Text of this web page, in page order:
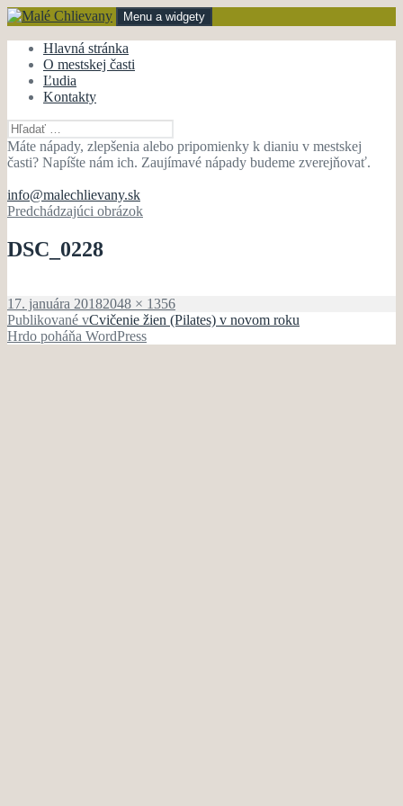
Preskočiť
na
obsah
Malé Chlievany
mestská časť Bánovce nad Bebravou
Menu a widgety
Hlavná stránka
O mestskej časti
Ľudia
Kontakty
Hľadať:
Máte nápady, zlepšenia alebo pripomienky k dianiu v mestskej
časti? Napíšte nám ich. Zaujímavé nápady budeme zverejňovať.
info@malechlievany.sk
Predchádzajúci obrázok
DSC_0228
Publikované
17. januára 2018Plná
veľkosť
2048 × 1356
Navigácia
v
Publikované vCvičenie žien (Pilates) v novom roku
Hrdo poháňa WordPress